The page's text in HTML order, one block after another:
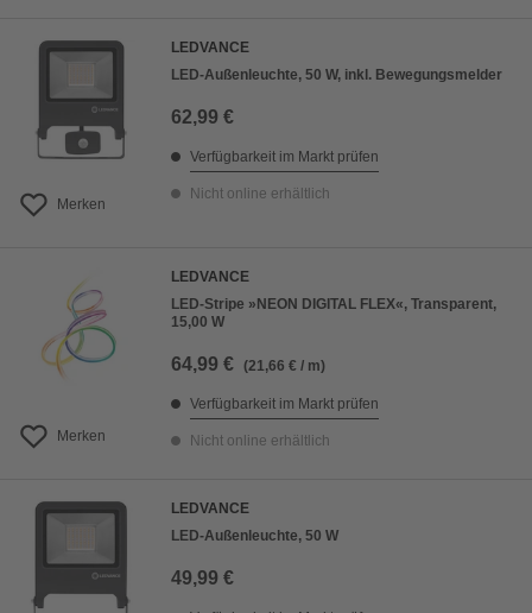
Merken
LEDVANCE
LED-Außenleuchte, 50 W, inkl. Bewegungsmelder
62,99 €
Verfügbarkeit im Markt prüfen
Nicht online erhältlich
Merken
LEDVANCE
LED-Stripe »NEON DIGITAL FLEX«, Transparent,
15,00 W
64,99 € (21,66 € / m)
Verfügbarkeit im Markt prüfen
Nicht online erhältlich
LEDVANCE
LED-Außenleuchte, 50 W
49,99 €